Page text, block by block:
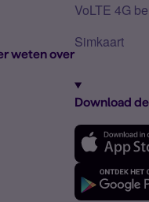
weten over
VoLTE 4G
Simkaart
Download